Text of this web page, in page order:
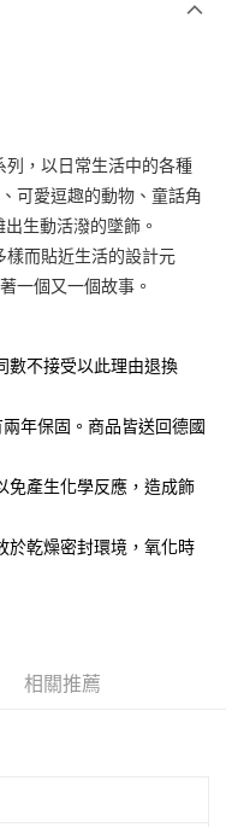
費
，以日常生活中的各種
可愛逗趣的動物、童話角
生動活潑的墜飾。
而貼近生活的設計元
一個又一個故事。
數不接受以此理由退換
年保固。商品皆送回德國
免產生化學反應，造成飾
於乾燥密封環境，氧化時
相關推薦